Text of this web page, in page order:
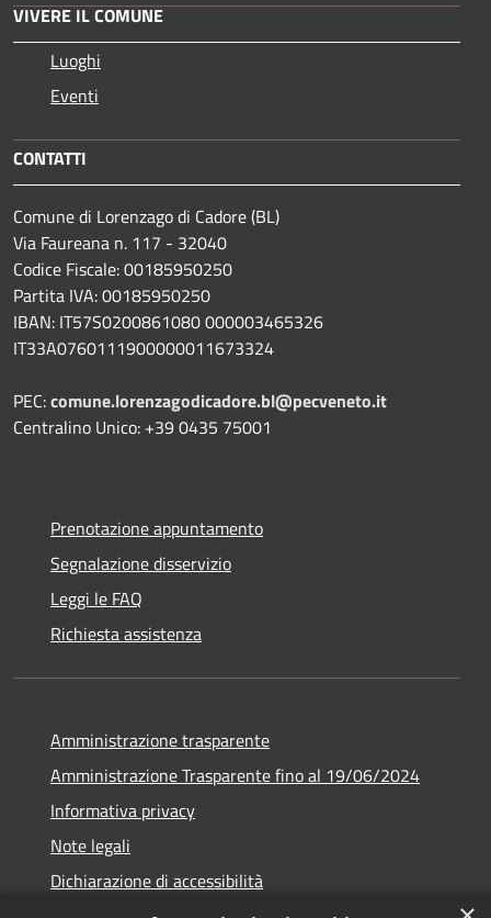
VIVERE IL COMUNE
Luoghi
Eventi
CONTATTI
Comune di Lorenzago di Cadore (BL)
Via Faureana n. 117 - 32040
Codice Fiscale: 00185950250
Partita IVA: 00185950250
IBAN: IT57S0200861080 000003465326
IT33A0760111900000011673324
PEC:comune.lorenzagodicadore.bl@pecveneto.it
Centralino Unico: +39 0435 75001
Prenotazione appuntamento
Segnalazione disservizio
Leggi le FAQ
Richiesta assistenza
Amministrazione trasparente
Amministrazione Trasparente fino al 19/06/2024
Informativa privacy
Note legali
Dichiarazione di accessibilità